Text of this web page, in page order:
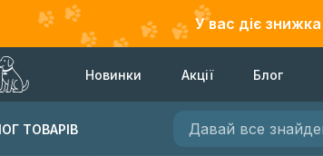
У вас діє знижка
Новинки Акції Блог
ТОВАРІВ